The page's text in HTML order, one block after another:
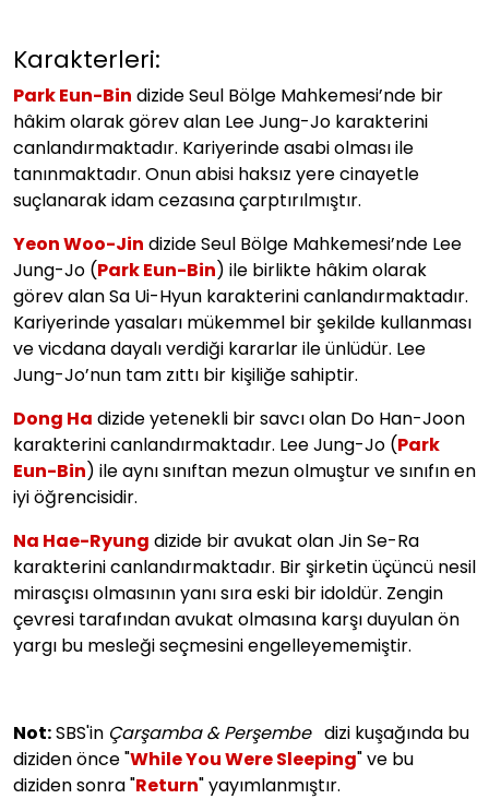
Karakterleri:
Park Eun-Bin dizide Seul Bölge Mahkemesi’nde bir
hâkim olarak görev alan Lee Jung-Jo karakterini
canlandırmaktadır. Kariyerinde asabi olması ile
tanınmaktadır. Onun abisi haksız yere cinayetle
suçlanarak idam cezasına çarptırılmıştır.
Yeon Woo-Jin dizide Seul Bölge Mahkemesi’nde Lee
Jung-Jo (Park Eun-Bin) ile birlikte hâkim olarak
görev alan Sa Ui-Hyun karakterini canlandırmaktadır.
Kariyerinde yasaları mükemmel bir şekilde kullanması
ve vicdana dayalı verdiği kararlar ile ünlüdür. Lee
Jung-Jo’nun tam zıttı bir kişiliğe sahiptir.
Dong Ha dizide yetenekli bir savcı olan Do Han-Joon
karakterini canlandırmaktadır. Lee Jung-Jo (Park
Eun-Bin) ile aynı sınıftan mezun olmuştur ve sınıfın en
iyi öğrencisidir.
Na Hae-Ryung dizide bir avukat olan Jin Se-Ra
karakterini canlandırmaktadır. Bir şirketin üçüncü nesil
mirasçısı olmasının yanı sıra eski bir idoldür. Zengin
çevresi tarafından avukat olmasına karşı duyulan ön
yargı bu mesleği seçmesini engelleyememiştir.
Not:SBS'in Çarşamba & Perşembedizi kuşağında bu
diziden önce "While You Were Sleeping" ve bu
diziden sonra "Return" yayımlanmıştır.